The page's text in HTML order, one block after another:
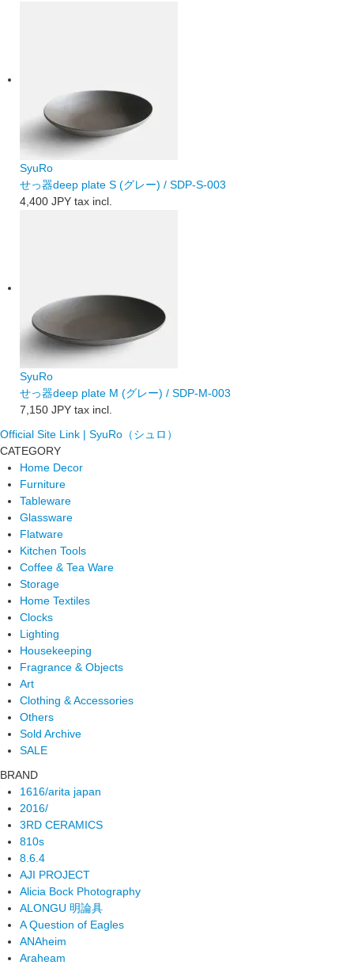
SyuRo
せっ器deep plate S (グレー) / SDP-S-003
4,400 JPY tax incl.
SyuRo
せっ器deep plate M (グレー) / SDP-M-003
7,150 JPY tax incl.
Official Site Link | SyuRo（シュロ）
CATEGORY
Home Decor
Furniture
Tableware
Glassware
Flatware
Kitchen Tools
Coffee & Tea Ware
Storage
Home Textiles
Clocks
Lighting
Housekeeping
Fragrance & Objects
Art
Clothing & Accessories
Others
Sold Archive
SALE
BRAND
1616/arita japan
2016/
3RD CERAMICS
810s
8.6.4
AJI PROJECT
Alicia Bock Photography
ALONGU 明論具
A Question of Eagles
ANAheim
Araheam